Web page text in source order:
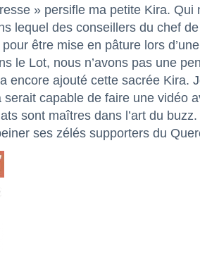
» persifle ma petite Kira. Qui
lequel des conseillers du chef
être mise en pâture lors
le Lot, nous n’avons pas une
encore ajouté cette sacrée Kira.
capable de faire une vidéo
sont maîtres dans l’art du
ses zélés supporters du